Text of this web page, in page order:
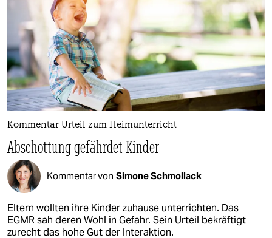
Kommentar Urteil zum Heimunterricht
Abschottung gefährdet Kinder
Kommentar von Simone Schmollack
Eltern wollten ihre Kinder zuhause unterrichten. Das
EGMR sah deren Wohl in Gefahr. Sein Urteil bekräftigt
zurecht das hohe Gut der Interaktion.